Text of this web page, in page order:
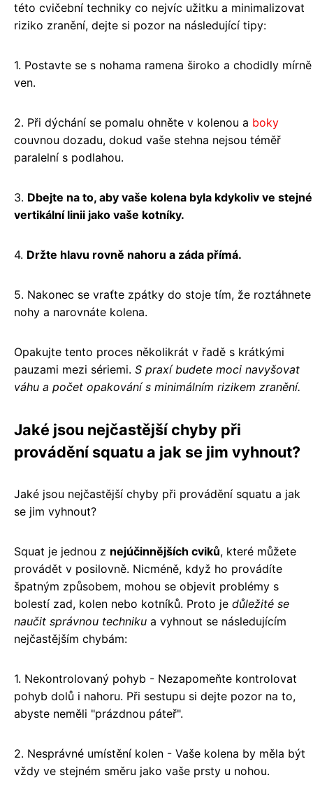
této cvičební techniky co nejvíc užitku a minimalizovat
riziko zranění, dejte si pozor na následující tipy:
1. Postavte se s nohama ramena široko a chodidly mírně
ven.
2. Při dýchání se pomalu ohněte v kolenou a boky
couvnou dozadu, dokud vaše stehna nejsou téměř
paralelní s podlahou.
3. Dbejte na to, aby vaše kolena byla kdykoliv ve stejné
vertikální linii jako vaše kotníky.
4. Držte hlavu rovně nahoru a záda přímá.
5. Nakonec se vraťte zpátky do stoje tím, že roztáhnete
nohy a narovnáte kolena.
Opakujte tento proces několikrát v řadě s krátkými
pauzami mezi sériemi. S praxí budete moci navyšovat
váhu a počet opakování s minimálním rizikem zranění.
Jaké jsou nejčastější chyby při
provádění squatu a jak se jim vyhnout?
Jaké jsou nejčastější chyby při provádění squatu a jak
se jim vyhnout?
Squat je jednou z nejúčinnějších cviků, které můžete
provádět v posilovně. Nicméně, když ho provádíte
špatným způsobem, mohou se objevit problémy s
bolestí zad, kolen nebo kotníků. Proto je důležité se
naučit správnou techniku a vyhnout se následujícím
nejčastějším chybám:
1. Nekontrolovaný pohyb - Nezapomeňte kontrolovat
pohyb dolů i nahoru. Při sestupu si dejte pozor na to,
abyste neměli "prázdnou páteř".
2. Nesprávné umístění kolen - Vaše kolena by měla být
vždy ve stejném směru jako vaše prsty u nohou.